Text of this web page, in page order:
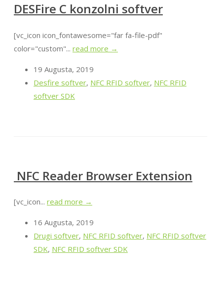
DESFire C konzolni softver
[vc_icon icon_fontawesome="far fa-file-pdf"
color="custom"... read more →
19 Augusta, 2019
Desfire softver, NFC RFID softver, NFC RFID
softver SDK
NFC Reader Browser Extension
[vc_icon... read more →
16 Augusta, 2019
Drugi softver, NFC RFID softver, NFC RFID softver
SDK, NFC RFID softver SDK